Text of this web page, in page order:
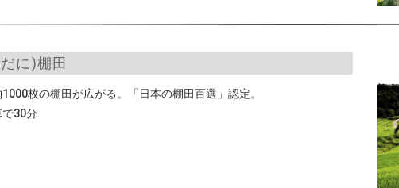
に)棚田
枚の棚田が広がる。「日本の棚田百選」認定。
30分